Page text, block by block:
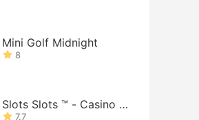
Mini Golf Midnight
8
Slots Slots ™ - Casino G
7.7